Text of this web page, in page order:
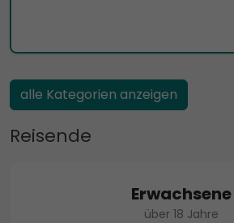
alle Kategorien anzeigen
Reisende
Erwachsene
über 18 Jahre